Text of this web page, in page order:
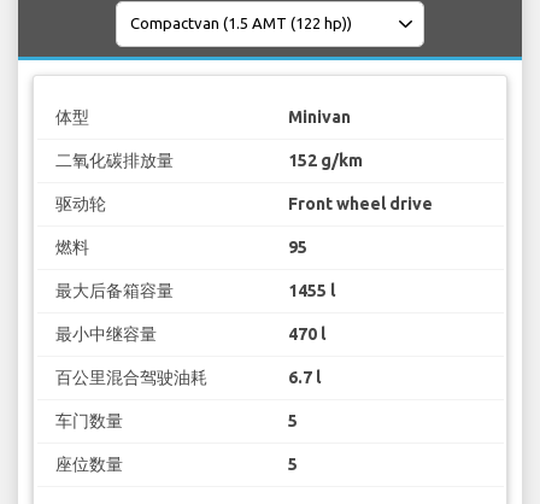
体型 Minivan
二氧化碳排放量 152 g/km
驱动轮 Front wheel drive
燃料 95
最大后备箱容量 1455 l
最小中继容量 470 l
百公里混合驾驶油耗 6.7 l
车门数量 5
座位数量 5